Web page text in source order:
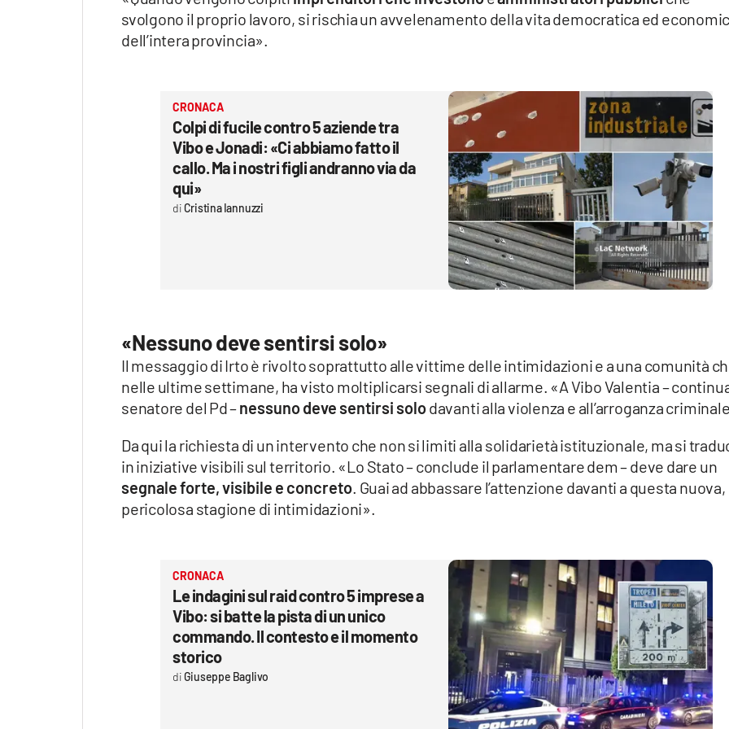
svolgono il proprio lavoro, si rischia un avvelenamento della vita democratica ed
dell’intera provincia».
CRONACA
Colpi di fucile contro 5 aziende tra
Vibo e Jonadi: «Ci abbiamo fatto il
callo. Ma i nostri figli andranno via da
qui»
Cristina Iannuzzi
«Nessuno deve sentirsi solo»
Il messaggio di Irto è rivolto soprattutto alle vittime delle intimidazioni e a una comunità
nelle ultime settimane, ha visto moltiplicarsi segnali di allarme. «A Vibo Valentia –
senatore del Pd –nessuno deve sentirsi solodavanti alla violenza e all’arroganza
Da qui la richiesta di un intervento che non si limiti alla solidarietà istituzionale, ma si
in iniziative visibili sul territorio. «Lo Stato – conclude il parlamentare dem – deve dare un
segnale forte, visibile e concreto. Guai ad abbassare l’attenzione davanti a questa nuova,
pericolosa stagione di intimidazioni».
CRONACA
Le indagini sul raid contro 5 imprese a
Vibo: si batte la pista di un unico
commando. Il contesto e il momento
storico
Giuseppe Baglivo